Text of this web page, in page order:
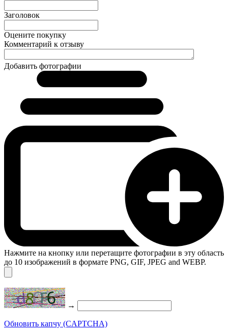
Заголовок
Оцените покупку
Комментарий к отзыву
Добавить фотографии
Нажмите на кнопку или перетащите фотографии в эту область
до 10 изображений в формате PNG, GIF, JPEG and WEBP.
→
Обновить капчу (CAPTCHA)